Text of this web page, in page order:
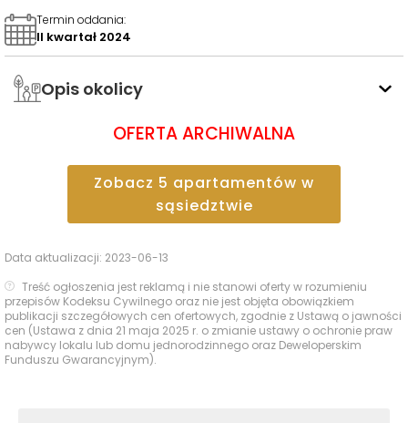
Termin oddania:
II kwartał 2024
Opis okolicy
OFERTA ARCHIWALNA
Zobacz 5 apartamentów w
sąsiedztwie
Data aktualizacji: 2023-06-13
Treść ogłoszenia jest reklamą i nie stanowi oferty w rozumieniu
przepisów Kodeksu Cywilnego oraz nie jest objęta obowiązkiem
publikacji szczegółowych cen ofertowych, zgodnie z Ustawą o jawności
cen (Ustawa z dnia 21 maja 2025 r. o zmianie ustawy o ochronie praw
nabywcy lokalu lub domu jednorodzinnego oraz Deweloperskim
Funduszu Gwarancyjnym).